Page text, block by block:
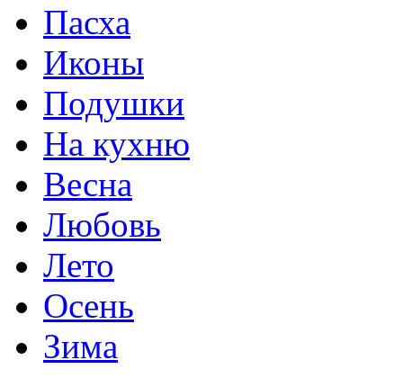
Пасха
Иконы
Подушки
На кухню
Весна
Любовь
Лето
Осень
Зима